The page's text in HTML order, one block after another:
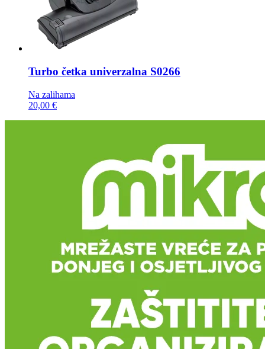
Turbo četka univerzalna S0266
Na zalihama
20,00 €